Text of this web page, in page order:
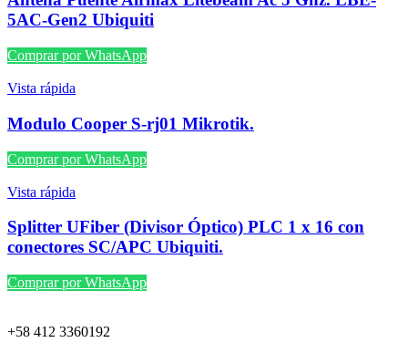
5AC-Gen2 Ubiquiti
Comprar por WhatsApp
Vista rápida
Modulo Cooper S-rj01 Mikrotik.
Comprar por WhatsApp
Vista rápida
Splitter UFiber (Divisor Óptico) PLC 1 x 16 con
conectores SC/APC Ubiquiti.
Comprar por WhatsApp
+58 412 3360192